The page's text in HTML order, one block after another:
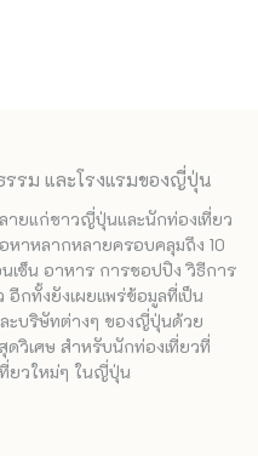
รรม และโรงแรมของญี่ปุ่น
ายแก่ชาวญี่ปุ่นและนักท่องเที่ยว
หาหลากหลายครอบคลุมถึง 10
เซ็น อาหาร การชอปปิง วิธีการ
อีกทั้งยังเผยแพร่ข้อมูลที่เป็น
ะบริษัทต่างๆ ของญี่ปุ่นด้วย
วิเศษ สำหรับนักท่องเที่ยวที่
ยวใหม่ๆ ในญี่ปุ่น